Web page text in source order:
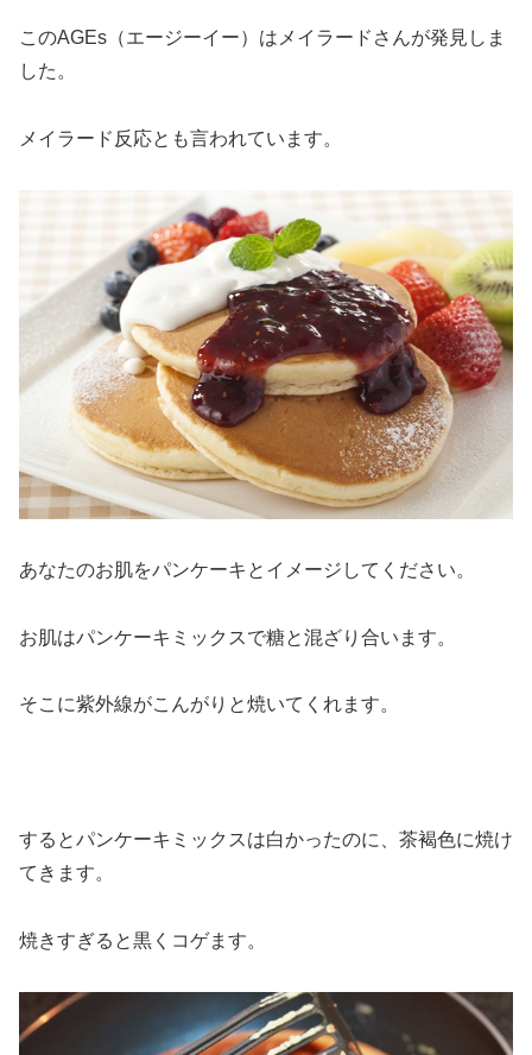
このAGEs（エージーイー）はメイラードさんが発見しま
した。
メイラード反応とも言われています。
あなたのお肌をパンケーキとイメージしてください。
お肌はパンケーキミックスで糖と混ざり合います。
そこに紫外線がこんがりと焼いてくれます。
するとパンケーキミックスは白かったのに、茶褐色に焼け
てきます。
焼きすぎると黒くコゲます。